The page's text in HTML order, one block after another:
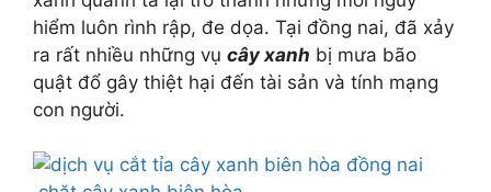
hiểm luôn rình rập, đe dọa. Tại đồng nai, đã xảy
ra rất nhiều những vụ cây xanh bị mưa bão
quật đổ gây thiệt hại đến tài sản và tính mạng
con người.